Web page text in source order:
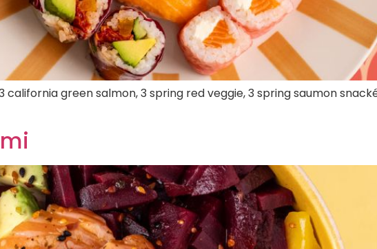
green salmon, 3 spring red veggie, 3 spring saumon